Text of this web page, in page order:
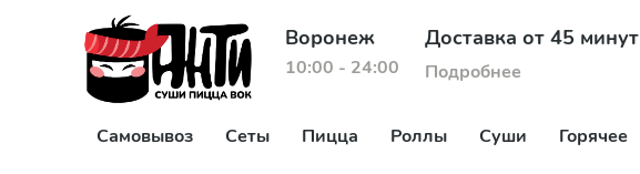
Воронеж
10:00 - 24:00
Доставка от 45 минут
Подробнее
Самовывоз Сеты Пицца Роллы Суши Горячее